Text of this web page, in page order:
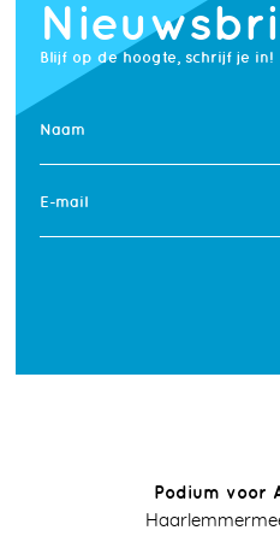
Blijf op de hoogte, schrijf je in!
Naam
E-mail
Podium voor